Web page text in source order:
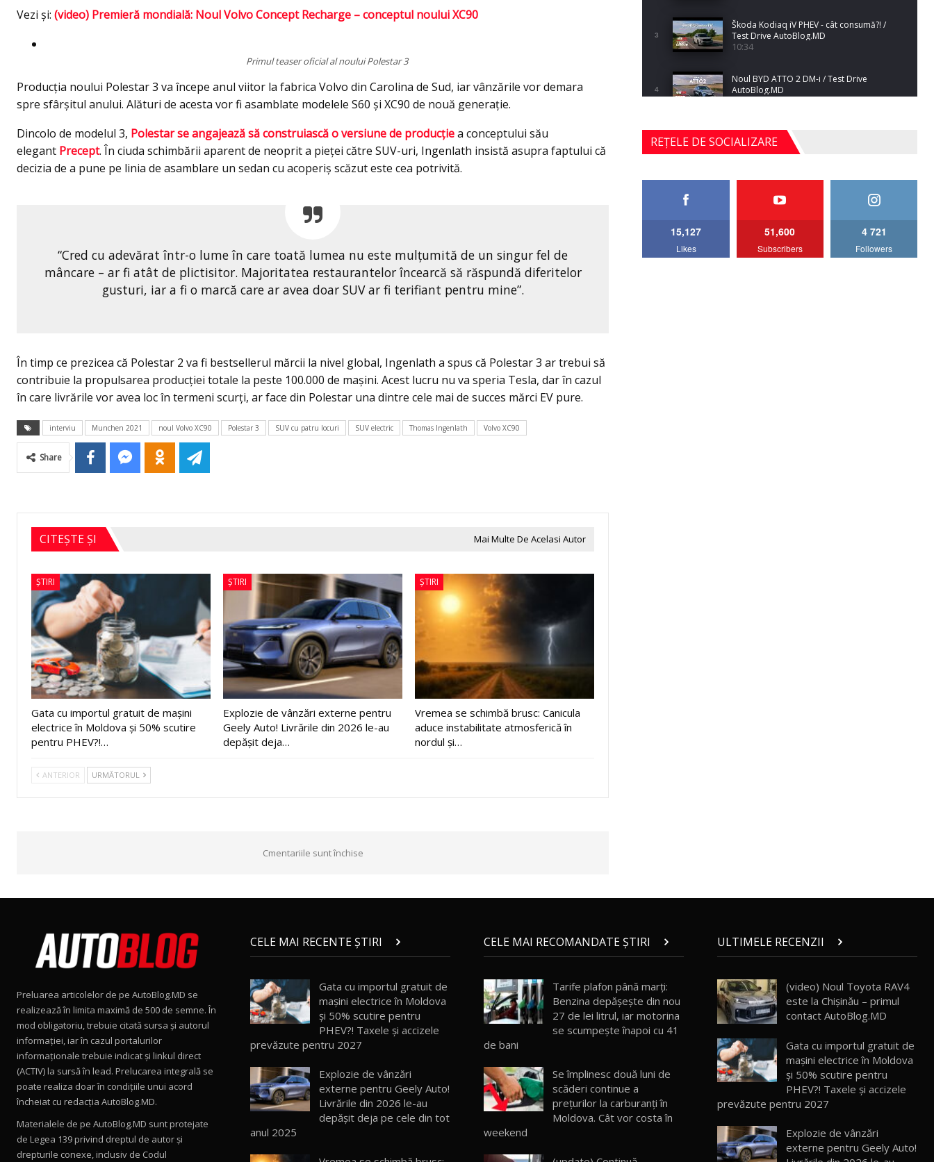
Vezi şi: (video) Premieră mondială: Noul Volvo Concept Recharge – conceptul noului XC90
Primul teaser oficial al noului Polestar 3
Producția noului Polestar 3 va începe anul viitor la fabrica Volvo din Carolina de Sud, iar vânzările vor demara
spre sfârșitul anului. Alături de acesta vor fi asamblate modelele S60 şi XC90 de nouă generaţie.
Dincolo de modelul 3, Polestar se angajează să construiască o versiune de producțiea conceptului său
elegant Precept. În ciuda schimbării aparent de neoprit a pieței către SUV-uri, Ingenlath insistă asupra faptului că
decizia de a pune pe linia de asamblare un sedan cu acoperiș scăzut este cea potrivită.
“Cred cu adevărat într-o lume în care toată lumea nu este mulțumită de un singur fel de
mâncare – ar fi atât de plictisitor. Majoritatea restaurantelor încearcă să răspundă diferitelor
gusturi, iar a fi o marcă care ar avea doar SUV ar fi terifiant pentru mine”.
În timp ce prezicea că Polestar 2 va fi bestsellerul mărcii la nivel global, Ingenlath a spus că Polestar 3 ar trebui să
contribuie la propulsarea producției totale la peste 100.000 de mașini. Acest lucru nu va speria Tesla, dar în cazul
în care livrările vor avea loc în termeni scurți, ar face din Polestar una dintre cele mai de succes mărci EV pure.
interviu Munchen 2021 noul Volvo XC90 Polestar 3 SUV cu patru locuri SUV electric Thomas Ingenlath Volvo XC90
Share
CITEȘTE ȘI Mai Multe De Acelasi Autor
ȘTIRI
Gata cu importul gratuit de mașini
electrice în Moldova și 50% scutire
pentru PHEV?!…
ȘTIRI
Explozie de vânzări externe pentru
Geely Auto! Livrările din 2026 le-au
depășit deja…
ȘTIRI
Vremea se schimbă brusc: Canicula
aduce instabilitate atmosferică în
nordul și…
ANTERIOR URMĂTORUL
Cmentariile sunt închise
3
Škoda Kodiaq iV PHEV - cât consumă?! /
Test Drive AutoBlog.MD
10:34
4
Noul BYD ATTO 2 DM-i / Test Drive
AutoBlog.MD
5
Noul Mercedes-Benz S-Class facelift (S 580
4MATIC V223) / Test Drive AutoBlog.MD
27:33
AutoBlog.MD
20
Noul ZEEKR 7X / Test Drive AutoBlog.MD
29:08
Micul BYD Dolphin Surf / Test Drive
AutoBlog.MD
16:59
Noua Mazda 6e / Test Drive AutoBlog.MD
26:59
23
Lynk & Co 01 / Test Drive AutoBlog.MD
REȚELE DE SOCIALIZARE
15,127
Likes
51,600
Subscribers
4 721
Followers
Preluarea articolelor de pe AutoBlog.MD se
realizează în limita maximă de 500 de semne. În
mod obligatoriu, trebuie citată sursa și autorul
informației, iar în cazul portalurilor
informaționale trebuie indicat și linkul direct
(ACTIV) la sursă în lead. Prelucarea integrală se
poate realiza doar în condițiile unui acord
încheiat cu redacţia AutoBlog.MD.
Materialele de pe AutoBlog.MD sunt protejate
de Legea 139 privind dreptul de autor și
drepturile conexe, inclusiv de Codul
CELE MAI RECENTE ȘTIRI
Gata cu importul gratuit de
mașini electrice în Moldova
și 50% scutire pentru
PHEV?! Taxele și accizele
prevăzute pentru 2027
Explozie de vânzări
externe pentru Geely Auto!
Livrările din 2026 le-au
depășit deja pe cele din tot
anul 2025
CELE MAI RECOMANDATE ȘTIRI
Tarife plafon până marţi:
Benzina depăşeşte din nou
27 de lei litrul, iar motorina
se scumpeşte înapoi cu 41
de bani
Se împlinesc două luni de
scăderi continue a
prețurilor la carburanți în
Moldova. Cât vor costa în
weekend
ULTIMELE RECENZII
(video) Noul Toyota RAV4
este la Chișinău – primul
contact AutoBlog.MD
Gata cu importul gratuit de
mașini electrice în Moldova
și 50% scutire pentru
PHEV?! Taxele și accizele
prevăzute pentru 2027
Explozie de vânzări
externe pentru Geely Auto!